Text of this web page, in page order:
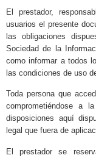
El prestador,
usuarios el presente
las obligaciones
Sociedad de la
como informar a todos
las condiciones de uso
Toda persona que
comprometiéndose a
disposiciones aquí
legal que fuera de
El prestador se